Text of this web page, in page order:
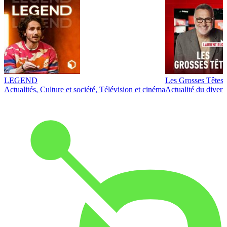
LEGEND
Actualités, Culture et société, Télévision et cinéma
Les Grosses Têtes
Actualité du